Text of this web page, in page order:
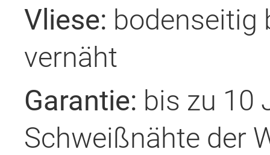
Vliese: bodenseitig
vernäht
Garantie: bis zu 10
Schweißnähte der